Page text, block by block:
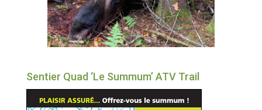
Sentier Quad ‘Le Summum’ ATV Trail